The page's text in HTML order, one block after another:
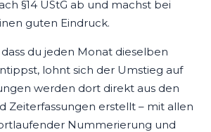
§14 UStG ab und machst bei
guten Eindruck.
du jeden Monat dieselben
lohnt sich der Umstieg auf
werden dort direkt aus den
Zeiterfassungen erstellt – mit allen
Nummerierung und